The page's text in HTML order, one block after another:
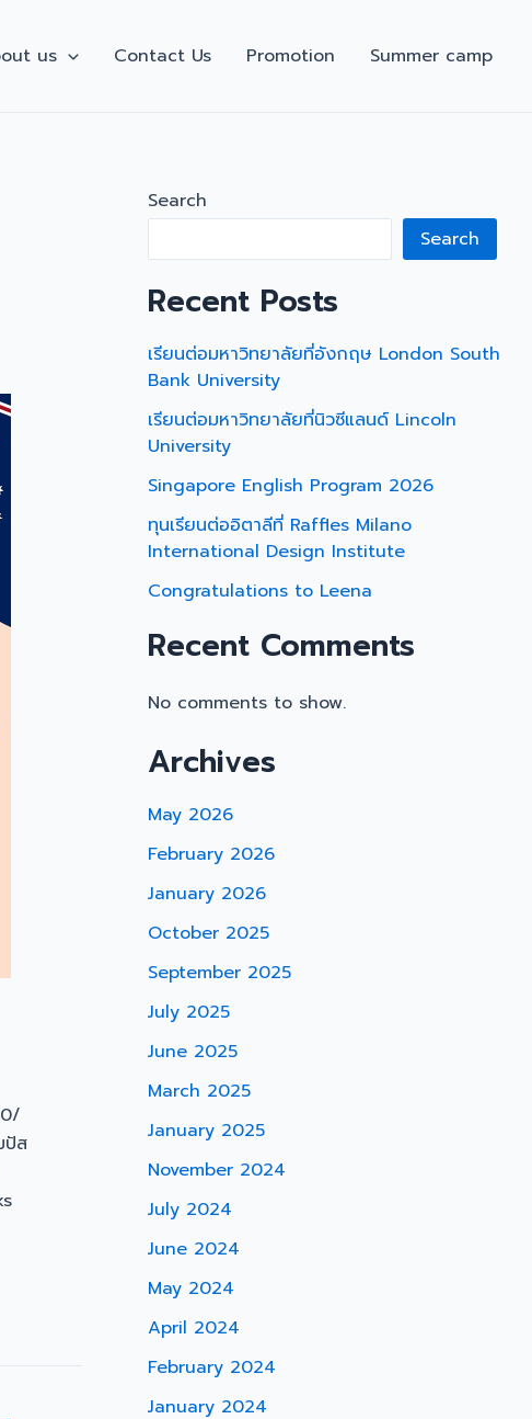
us Contact Us Promotion Summer camp
ปัส
Search
Search
Recent Posts
เรียนต่อมหาวิทยาลัยที่อังกฤษ London South
Bank University
เรียนต่อมหาวิทยาลัยที่นิวซีแลนด์ Lincoln
University
Singapore English Program 2026
ทุนเรียนต่ออิตาลีที่ Raffles Milano
International Design Institute
Congratulations to Leena
Recent Comments
No comments to show.
Archives
May 2026
February 2026
January 2026
October 2025
September 2025
July 2025
June 2025
March 2025
January 2025
November 2024
July 2024
June 2024
May 2024
April 2024
February 2024
January 2024